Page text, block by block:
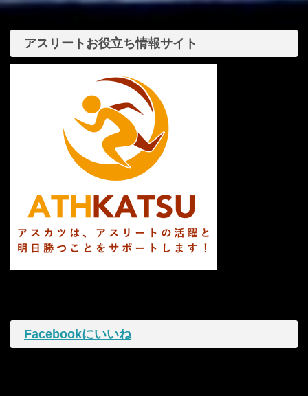
アスリートお役立ち情報サイト
Facebookにいいね